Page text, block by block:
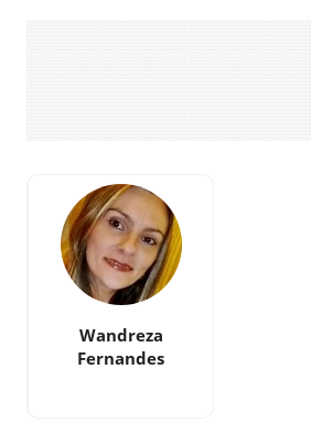
Wandreza
Fernandes